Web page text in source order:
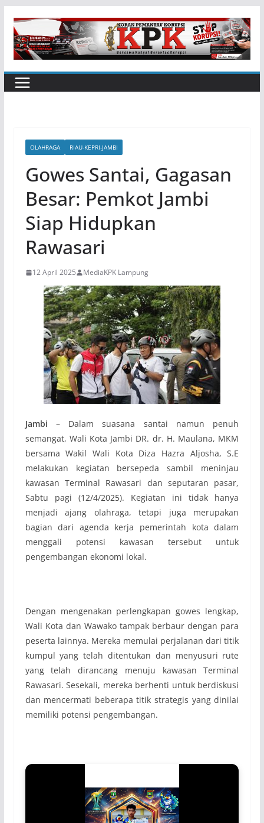
content
OLAHRAGA RIAU-KEPRI-JAMBI
Gowes Santai, Gagasan
Besar: Pemkot Jambi
Siap Hidupkan
Rawasari
12 April 2025 MediaKPK Lampung
Jambi – Dalam suasana santai namun penuh
semangat, Wali Kota Jambi DR. dr. H. Maulana, MKM
bersama Wakil Wali Kota Diza Hazra Aljosha, S.E
melakukan kegiatan bersepeda sambil meninjau
kawasan Terminal Rawasari dan seputaran pasar,
Sabtu pagi (12/4/2025). Kegiatan ini tidak hanya
menjadi ajang olahraga, tetapi juga merupakan
bagian dari agenda kerja pemerintah kota dalam
menggali potensi kawasan tersebut untuk
pengembangan ekonomi lokal.
Dengan mengenakan perlengkapan gowes lengkap,
Wali Kota dan Wawako tampak berbaur dengan para
peserta lainnya. Mereka memulai perjalanan dari titik
kumpul yang telah ditentukan dan menyusuri rute
yang telah dirancang menuju kawasan Terminal
Rawasari. Sesekali, mereka berhenti untuk berdiskusi
dan mencermati beberapa titik strategis yang dinilai
memiliki potensi pengembangan.